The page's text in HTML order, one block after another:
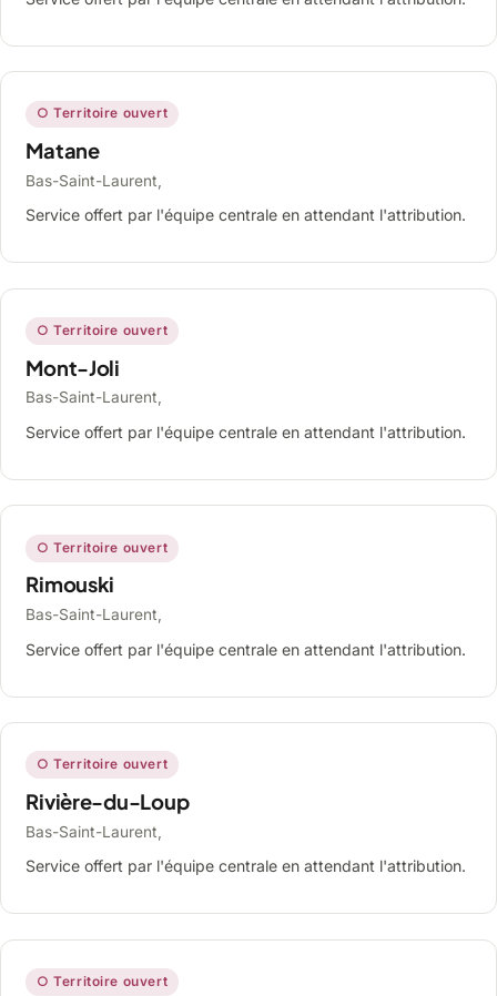
○ Territoire ouvert
Matane
Bas-Saint-Laurent,
Service offert par l'équipe centrale en attendant l'attribution.
○ Territoire ouvert
Mont-Joli
Bas-Saint-Laurent,
Service offert par l'équipe centrale en attendant l'attribution.
○ Territoire ouvert
Rimouski
Bas-Saint-Laurent,
Service offert par l'équipe centrale en attendant l'attribution.
○ Territoire ouvert
Rivière-du-Loup
Bas-Saint-Laurent,
Service offert par l'équipe centrale en attendant l'attribution.
○ Territoire ouvert